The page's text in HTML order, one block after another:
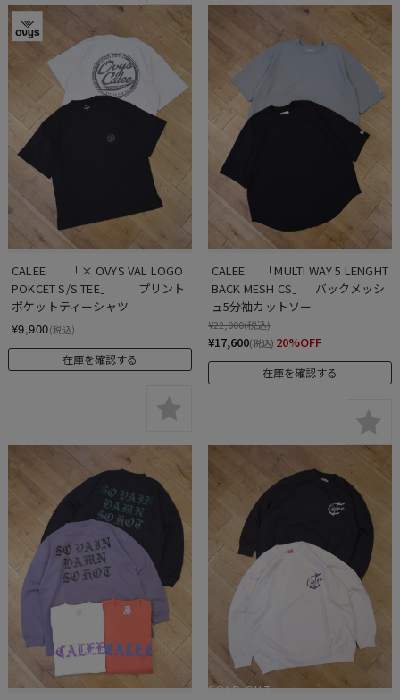
CALEE　　「× OVYS VAL LOGO
POKCET S/S TEE」　　 プリント
ポケットティーシャツ
¥9,900(税込)
在庫を確認する
CALEE 　 「MULTI WAY 5 LENGHT
BACK MESH CS」    バックメッシ
ュ5分袖カットソー
¥22,000(税込)
¥17,600(税込) 20%OFF
在庫を確認する
SOLD OUT